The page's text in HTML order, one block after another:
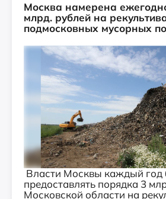
Москва намерена
млрд. рублей на
подмосковных мусорных
Власти Москвы каждый год
предоставлять порядка 3
Московской области на